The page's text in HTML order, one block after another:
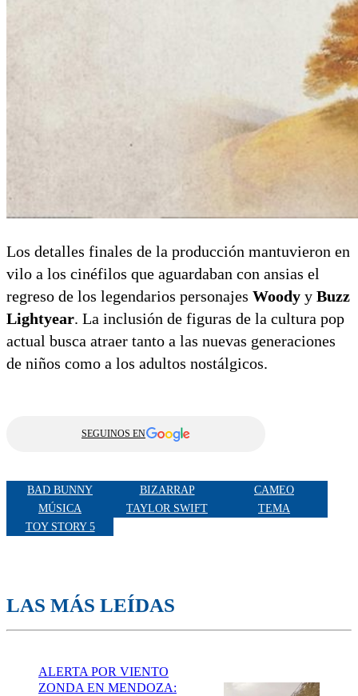
Los detalles finales de la producción mantuvieron en
vilo a los cinéfilos que aguardaban con ansias el
regreso de los legendarios personajes Woody y Buzz
Lightyear. La inclusión de figuras de la cultura pop
actual busca atraer tanto a las nuevas generaciones
de niños como a los adultos nostálgicos.
SEGUINOS EN
BAD BUNNY BIZARRAP
CAMEO
MÚSICA
TAYLOR SWIFT
TEMA
TOY STORY 5
LAS MÁS LEÍDAS
ALERTA POR VIENTO
ZONDA EN MENDOZA: